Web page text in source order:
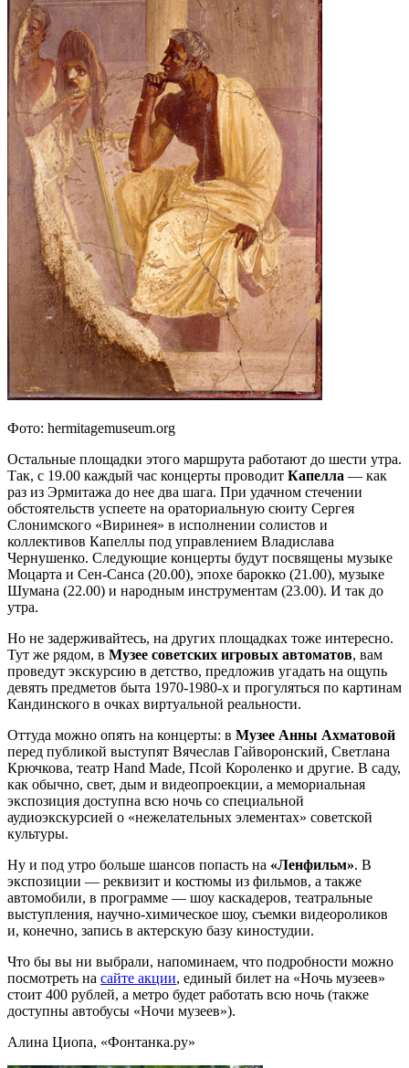
Фото: hermitagemuseum.org
Остальные площадки этого маршрута работают до шести утра.
Так, с 19.00 каждый час концерты проводит Капелла — как
раз из Эрмитажа до нее два шага. При удачном стечении
обстоятельств успеете на ораториальную сюиту Сергея
Слонимского «Виринея» в исполнении солистов и
коллективов Капеллы под управлением Владислава
Чернушенко. Следующие концерты будут посвящены музыке
Моцарта и Сен-Санса (20.00), эпохе барокко (21.00), музыке
Шумана (22.00) и народным инструментам (23.00). И так до
утра.
Но не задерживайтесь, на других площадках тоже интересно.
Тут же рядом, в Музее советских игровых автоматов, вам
проведут экскурсию в детство, предложив угадать на ощупь
девять предметов быта 1970-1980-х и прогуляться по картинам
Кандинского в очках виртуальной реальности.
Оттуда можно опять на концерты: в Музее Анны Ахматовой
перед публикой выступят Вячеслав Гайворонский, Светлана
Крючкова, театр Hand Made, Псой Короленко и другие. В саду,
как обычно, свет, дым и видеопроекции, а мемориальная
экспозиция доступна всю ночь со специальной
аудиоэкскурсией о «нежелательных элементах» советской
культуры.
Ну и под утро больше шансов попасть на «Ленфильм». В
экспозиции — реквизит и костюмы из фильмов, а также
автомобили, в программе — шоу каскадеров, театральные
выступления, научно-химическое шоу, съемки видеороликов
и, конечно, запись в актерскую базу киностудии.
Что бы вы ни выбрали, напоминаем, что подробности можно
посмотреть на сайте акции, единый билет на «Ночь музеев»
стоит 400 рублей, а метро будет работать всю ночь (также
доступны автобусы «Ночи музеев»).
Алина Циопа, «Фонтанка.ру»